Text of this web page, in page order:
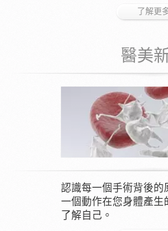
了解更
醫美
認識每一個手術背後的
一個動作在您身體產生
了解自己。